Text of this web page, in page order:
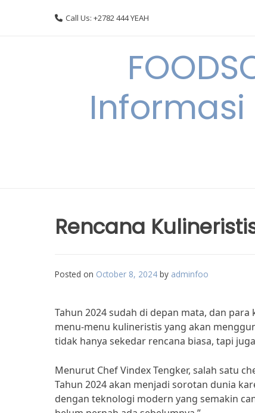
Call Us: +2782 444 YEAH
Informasi
Rencana
Posted on October 8, 2024 by adminfoo
Tahun 2024 sudah di depan mata, dan
menu-menu kulineristis yang akan
tidak hanya sekedar rencana biasa, tapi
Menurut Chef Vindex Tengker, salah satu
Tahun 2024 akan menjadi sorotan dunia
dengan teknologi modern yang semakin